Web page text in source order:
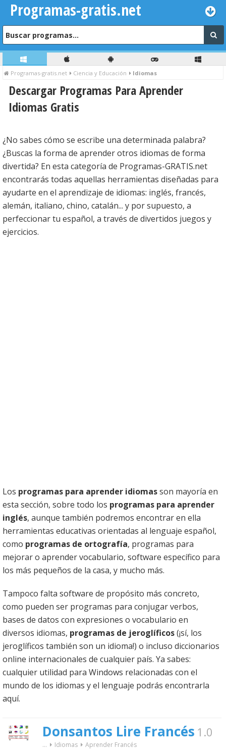
Programas-gratis.net
Programas-gratis.net Ciencia y Educación Idiomas
Descargar Programas Para Aprender
Idiomas Gratis
¿No sabes cómo se escribe una determinada palabra?
¿Buscas la forma de aprender otros idiomas de forma
divertida? En esta categoría de Programas-GRATIS.net
encontrarás todas aquellas herramientas diseñadas para
ayudarte en el aprendizaje de idiomas: inglés, francés,
alemán, italiano, chino, catalán... y por supuesto, a
perfeccionar tu español, a través de divertidos juegos y
ejercicios.
Los programas para aprender idiomasson mayoría en
esta sección, sobre todo los programas para aprender
inglés, aunque también podremos encontrar en ella
herramientas educativas orientadas al lenguaje español,
como programas de ortografía, programas para
mejorar o aprender vocabulario, software específico para
los más pequeños de la casa, y mucho más.
Tampoco falta software de propósito más concreto,
como pueden ser programas para conjugar verbos,
bases de datos con expresiones o vocabulario en
diversos idiomas, programas de jeroglíficos(¡sí, los
jeroglíficos también son un idioma!) o incluso diccionarios
online internacionales de cualquier país. Ya sabes:
cualquier utilidad para Windows relacionadas con el
mundo de los idiomas y el lenguaje podrás encontrarla
aquí.
Donsantos Lire Francés 1.0
... Idiomas Aprender Francés